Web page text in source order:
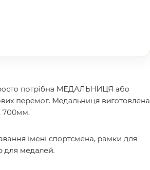
потрібна МЕДАЛЬНИЦЯ або
перемог. Медальниця виготовлена
700мм.
імені спортсмена, рамки для
для медалей.